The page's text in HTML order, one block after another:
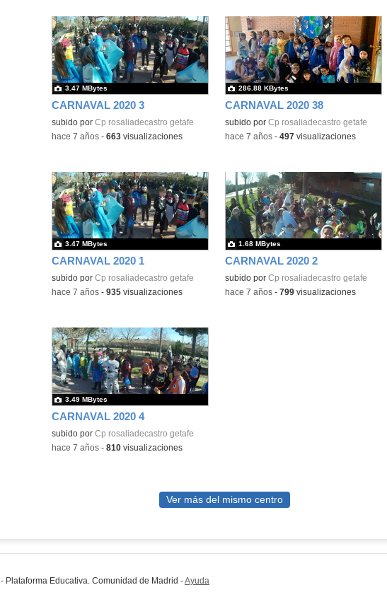
CARNAVAL 2020 3
subido por Cp rosaliadecastro getafe
3.47 MBytes
-hace 7 años- 663visualizaciones
CARNAVAL 2020 38
subido por Cp rosaliadecastro getafe
286.88 KBytes
-hace 7 años- 497visualizaciones
CARNAVAL 2020 1
subido por Cp rosaliadecastro getafe
3.47 MBytes
-hace 7 años- 935visualizaciones
CARNAVAL 2020 2
subido por Cp rosaliadecastro getafe
1.68 MBytes
-hace 7 años- 799visualizaciones
CARNAVAL 2020 4
subido por Cp rosaliadecastro getafe
3.49 MBytes
-hace 7 años- 810visualizaciones
Ver más del mismo centro
- Plataforma Educativa. Comunidad de Madrid -Ayuda